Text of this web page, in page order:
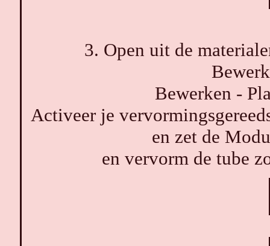
3. Open uit de
Bewerken -
Activeer je
en zet de
en vervorm de tube